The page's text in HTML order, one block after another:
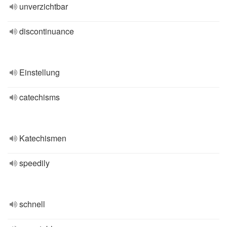
unverzichtbar
discontinuance
Einstellung
catechisms
Katechismen
speedily
schnell